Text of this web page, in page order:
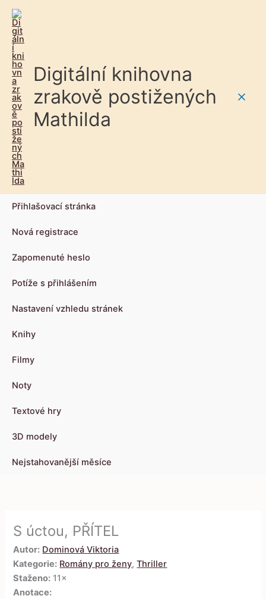
Digitální knihovna
zrakově postižených
Mathilda
Přihlašovací stránka
Nová registrace
Zapomenuté heslo
Potíže s přihlášením
Nastavení vzhledu stránek
Knihy
Filmy
Noty
Textové hry
3D modely
Nejstahovanější měsíce
S úctou, PŘÍTEL
Autor: Dominová Viktoria
Kategorie: Romány pro ženy,Thriller
Staženo: 11×
Anotace: